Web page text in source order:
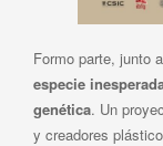
Formo parte, junto
especie
genética. Un
y creadores